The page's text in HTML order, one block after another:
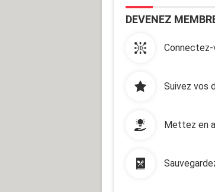
DEVENEZ
Suivez vos
Mettez en